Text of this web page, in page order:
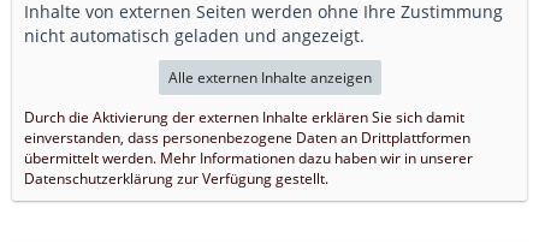
Inhalte von externen Seiten werden ohne Ihre Zustimmung
nicht automatisch geladen und angezeigt.
Alle externen Inhalte anzeigen
Durch die Aktivierung der externen Inhalte erklären Sie sich damit
einverstanden, dass personenbezogene Daten an Drittplattformen
übermittelt werden. Mehr Informationen dazu haben wir in unserer
Datenschutzerklärung zur Verfügung gestellt.